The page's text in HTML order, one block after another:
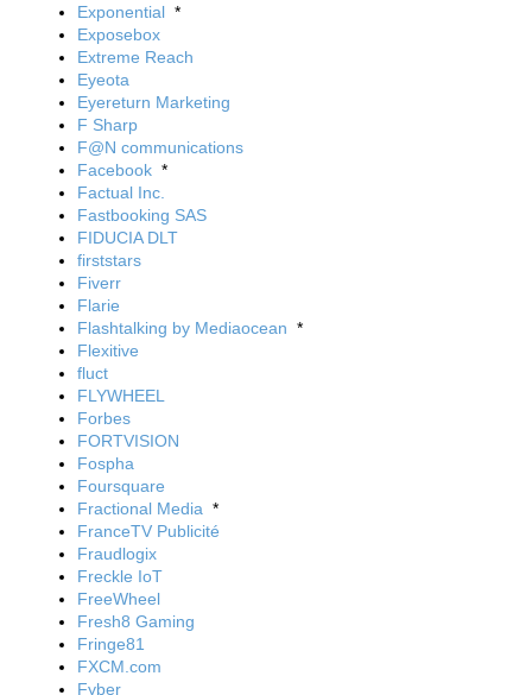
Exponential *
Exposebox
Extreme Reach
Eyeota
Eyereturn Marketing
F Sharp
F@N communications
Facebook *
Factual Inc.
Fastbooking SAS
FIDUCIA DLT
firststars
Fiverr
Flarie
Flashtalking by Mediaocean *
Flexitive
fluct
FLYWHEEL
Forbes
FORTVISION
Fospha
Foursquare
Fractional Media *
FranceTV Publicité
Fraudlogix
Freckle IoT
FreeWheel
Fresh8 Gaming
Fringe81
FXCM.com
Fyber